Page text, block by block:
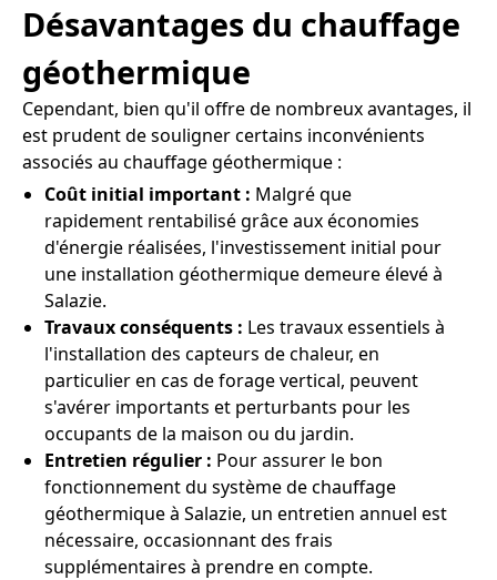
Désavantages du chauffage
géothermique
Cependant, bien qu'il offre de nombreux avantages, il
est prudent de souligner certains inconvénients
associés au chauffage géothermique :
Coût initial important : Malgré que
rapidement rentabilisé grâce aux économies
d'énergie réalisées, l'investissement initial pour
une installation géothermique demeure élevé à
Salazie.
Travaux conséquents : Les travaux essentiels à
l'installation des capteurs de chaleur, en
particulier en cas de forage vertical, peuvent
s'avérer importants et perturbants pour les
occupants de la maison ou du jardin.
Entretien régulier : Pour assurer le bon
fonctionnement du système de chauffage
géothermique à Salazie, un entretien annuel est
nécessaire, occasionnant des frais
supplémentaires à prendre en compte.